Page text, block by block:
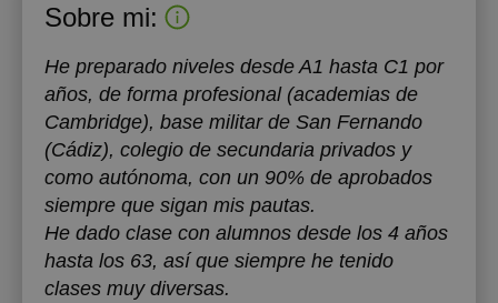
Sobre mi:
He preparado niveles desde A1 hasta C1 por
años, de forma profesional (academias de
Cambridge), base militar de San Fernando
(Cádiz), colegio de secundaria privados y
como autónoma, con un 90% de aprobados
siempre que sigan mis pautas.
He dado clase con alumnos desde los 4 años
hasta los 63, así que siempre he tenido
clases muy diversas.